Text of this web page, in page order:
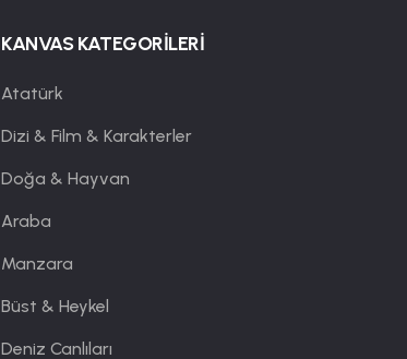
KANVAS KATEGORİLERİ
Atatürk
Dizi & Film & Karakterler
Doğa & Hayvan
Araba
Manzara
Büst & Heykel
Deniz Canlıları